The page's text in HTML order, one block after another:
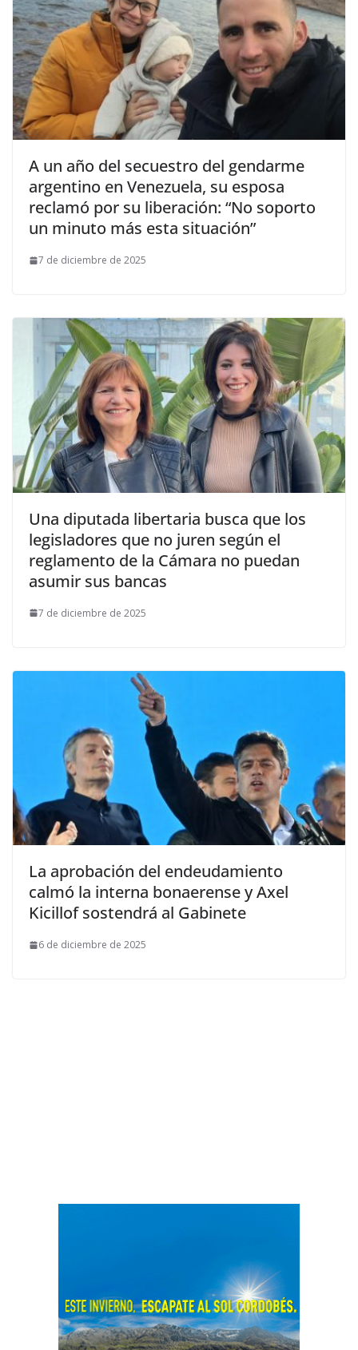
A un año del secuestro del gendarme
argentino en Venezuela, su esposa
reclamó por su liberación: “No soporto
un minuto más esta situación”
7 de diciembre de 2025
Una diputada libertaria busca que los
legisladores que no juren según el
reglamento de la Cámara no puedan
asumir sus bancas
7 de diciembre de 2025
La aprobación del endeudamiento
calmó la interna bonaerense y Axel
Kicillof sostendrá al Gabinete
6 de diciembre de 2025